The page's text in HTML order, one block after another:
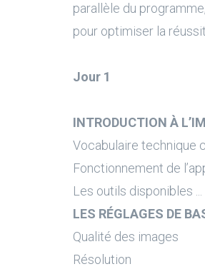
parallèle du
pour optimiser la
Jour 1
INTRODUCTION À
Vocabulaire technique
Fonctionnement de
Les outils disponibles ...
LES RÉGLAGES DE
Qualité des images
Résolution